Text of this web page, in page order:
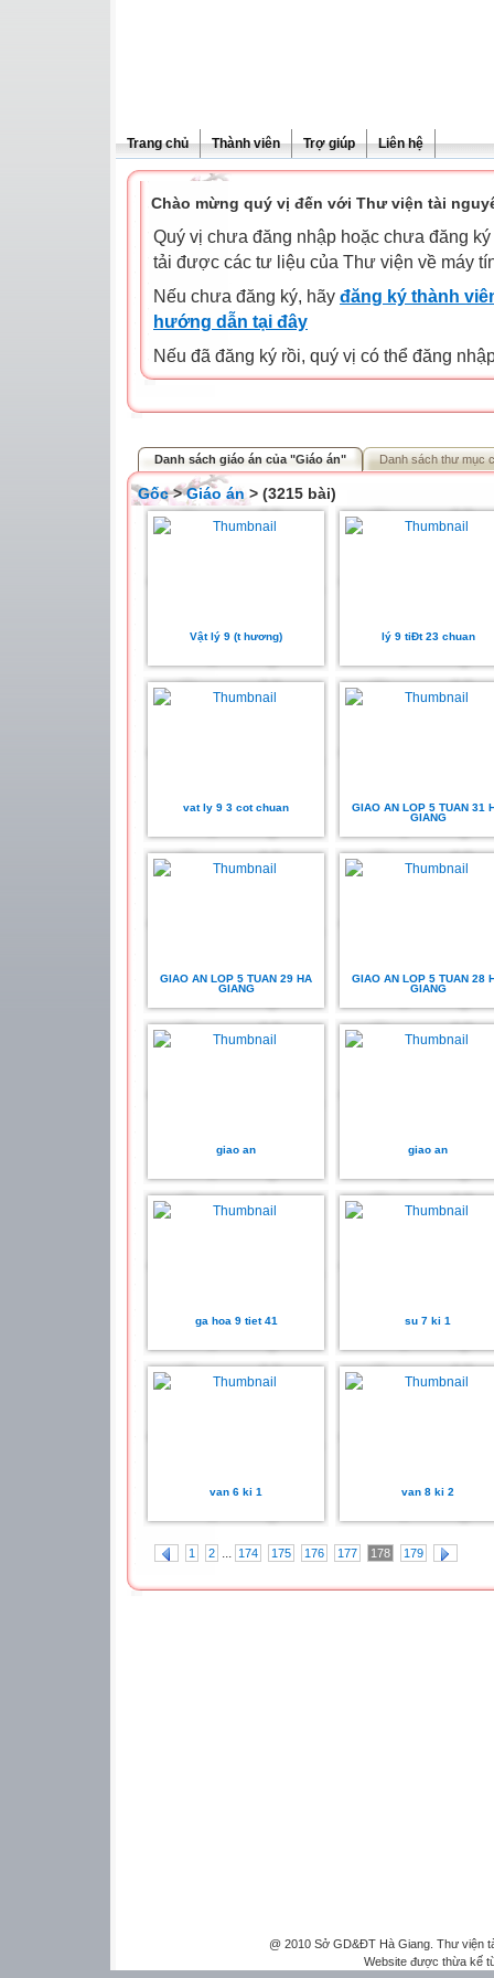
Trang chủ Thành viên Trợ giúp Liên hệ
Chào mừng quý vị đến với Thư viện tài
Quý vị chưa đăng nhập hoặc chưa đăng
tải được các tư liệu của Thư viện về máy
Nếu chưa đăng ký, hãy đăng ký thành
hướng dẫn tại đây
Nếu đã đăng ký rồi, quý vị có thể đăng
Danh sách giáo án của "Giáo án" Danh sách thư mục
Gốc>Giáo án > (3215 bài)
Vật lý 9 (t hương) lý 9 tiÐt 23 chuan
vat ly 9 3 cot chuan
GIAO AN LOP 5 TUAN 31
GIANG
GIAO AN LOP 5 TUAN 29 HA
GIANG
GIAO AN LOP 5 TUAN 28
GIANG
giao an giao an
ga hoa 9 tiet 41 su 7 ki 1
van 6 ki 1 van 8 ki 2
1 2 ... 174 175 176 177 178 179
@ 2010 Sở GD&ĐT Hà Giang. Thư viện
Website được thừa kế